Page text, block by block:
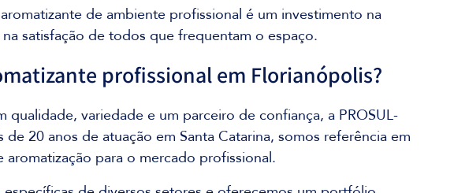
de ambiente profissional é um investimento na
satisfação de todos que frequentam o espaço.
profissional em Florianópolis?
qualidade, variedade e um parceiro de confiança, a PROSUL-
de 20 anos de atuação em Santa Catarina, somos referência em
para o mercado profissional.